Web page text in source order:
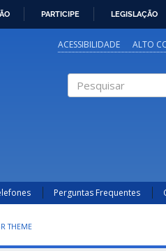
PARTICIPE LEGISLAÇÃO
ACESSIBILIDADE ALTO
Perguntas Frequentes
THEME